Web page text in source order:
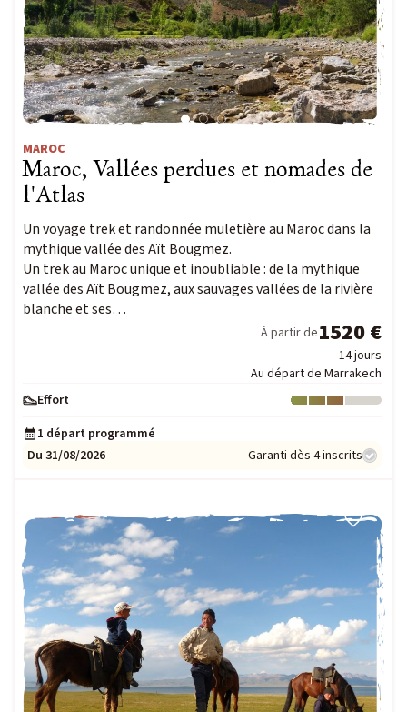
MAROC
Maroc, Vallées perdues et nomades de
l'Atlas
Un voyage trek et randonnée muletière au Maroc dans la
mythique vallée des Aït Bougmez.
Un trek au Maroc unique et inoubliable : de la mythique
vallée des Aït Bougmez, aux sauvages vallées de la rivière
blanche et ses…
À partir de1520 €
14 jours
Au départ de Marrakech
Effort
Niveau : 3
1 départ programmé
Du 31/08/2026
Garanti dès 4 inscrits